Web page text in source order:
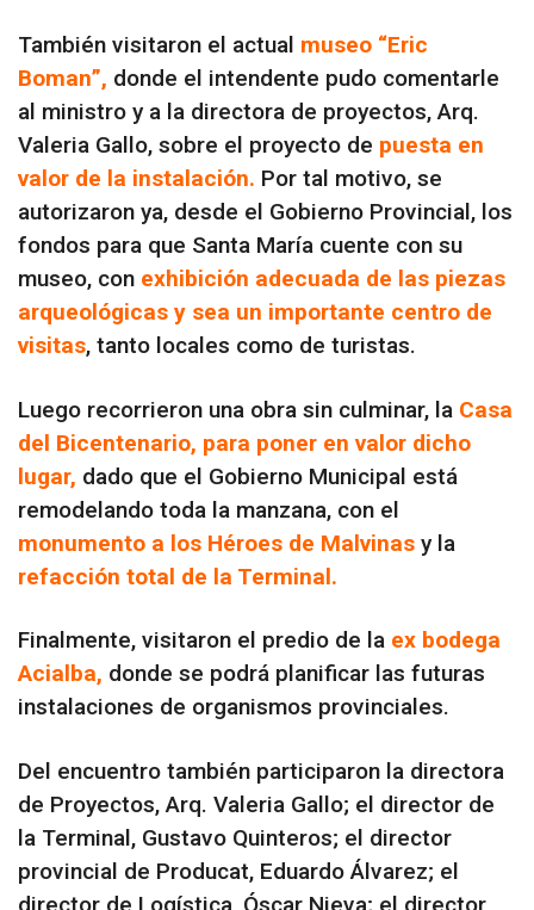
También visitaron el actual museo “Eric
Boman”, donde el intendente pudo comentarle
al ministro y a la directora de proyectos, Arq.
Valeria Gallo, sobre el proyecto de puesta en
valor de la instalación. Por tal motivo, se
autorizaron ya, desde el Gobierno Provincial, los
fondos para que Santa María cuente con su
museo, con exhibición adecuada de las piezas
arqueológicas y sea un importante centro de
visitas, tanto locales como de turistas.
Luego recorrieron una obra sin culminar, la Casa
del Bicentenario, para poner en valor dicho
lugar, dado que el Gobierno Municipal está
remodelando toda la manzana, con el
monumento a los Héroes de Malvinas y la
refacción total de la Terminal.
Finalmente, visitaron el predio de la ex bodega
Acialba, donde se podrá planificar las futuras
instalaciones de organismos provinciales.
Del encuentro también participaron la directora
de Proyectos, Arq. Valeria Gallo; el director de
la Terminal, Gustavo Quinteros; el director
provincial de Producat, Eduardo Álvarez; el
director de Logística, Óscar Nieva; el director